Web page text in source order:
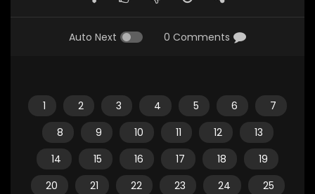
Auto Next 0 Comments
1 2 3 4 5 6
7
8
9 10 11 12
13
14
15 16 17 18
19
20
21 22 23 24
25